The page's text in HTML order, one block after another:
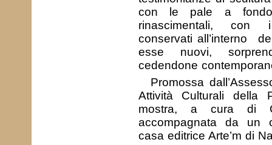
con le pale a
rinascimentali, con
conservati all’interno
esse nuovi,
cedendone
Promossa
Attività Culturali della
mostra, a cura di
accompagnata da un
casa editrice Arte’m di